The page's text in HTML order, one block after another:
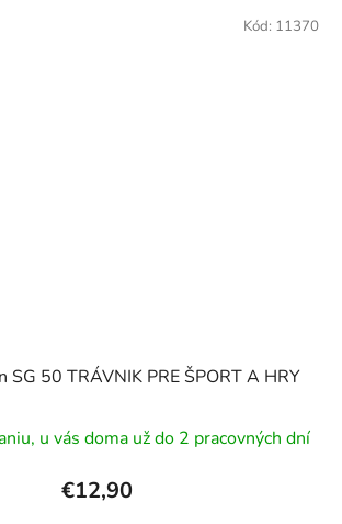
SG 50 TRÁVNIK PRE ŠPORT A HRY
u vás doma už do 2 pracovných dní
€12,90
Kód: 11370